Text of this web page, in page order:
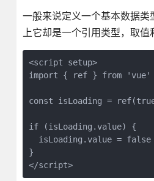
一般来说定义一个基本数据
上它却是一个引用类型，取值
<script setup>
import { ref } from 'vue'
const isLoading =
if (isLoading.value) {
  isLoading.value = false
}
</script>